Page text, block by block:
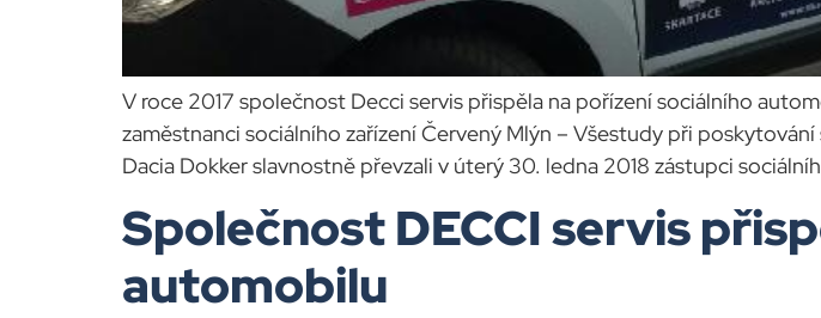
V roce 2017 společnost Decci servis přispěla na pořízení sociálního
zaměstnanci sociálního zařízení Červený Mlýn – Všestudy při
Dacia Dokker slavnostně převzali v úterý 30. ledna 2018 zástupci
Společnost DECCI servis
automobilu